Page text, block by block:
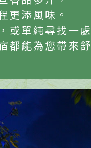
更添風味。
或單純尋找一處
都能為您帶來舒